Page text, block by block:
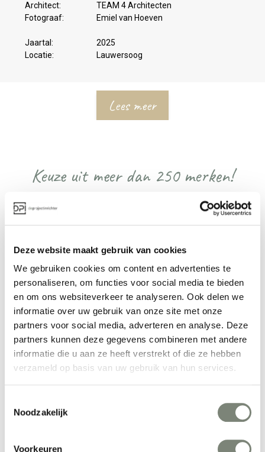
Deze website maakt gebruik van cookies
We gebruiken cookies om content en advertenties te
personaliseren, om functies voor social media te bieden
en om ons websiteverkeer te analyseren. Ook delen we
informatie over uw gebruik van onze site met onze
partners voor social media, adverteren en analyse. Deze
partners kunnen deze gegevens combineren met andere
informatie die u aan ze heeft verstrekt of die ze hebben
verzameld op basis van uw gebruik van hun services.
Noodzakelijk
Voorkeuren
Architect:
TEAM 4 Architecten
Fotograaf:
Emiel van Hoeven
Jaartal:
2025
Locatie:
Lauwersoog
Lees meer
Keuze uit meer dan 250 merken!
Een duurzame projectinrichter
onderdeel van hoe we werken. In onze eigen showrooms en bij elk project
dat we realiseren. We zoeken altijd naar de beste match tussen wens en
opgeknapt. Denk aan herstofferen, het circulair inzetten van meubilair of